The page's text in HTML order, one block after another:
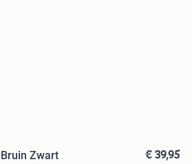
Zwart
€ 39,95